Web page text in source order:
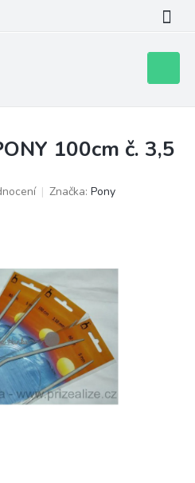
košík
100cm č. 3,5
Značka: Pony